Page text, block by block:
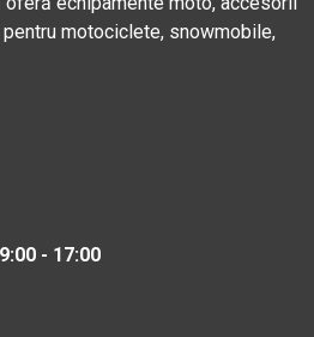
motociclete, snowmobile,
- 17:00